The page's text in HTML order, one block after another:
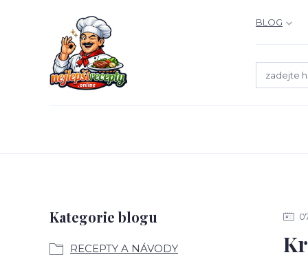
BLOG
Kategorie blogu
RECEPTY A NÁVODY